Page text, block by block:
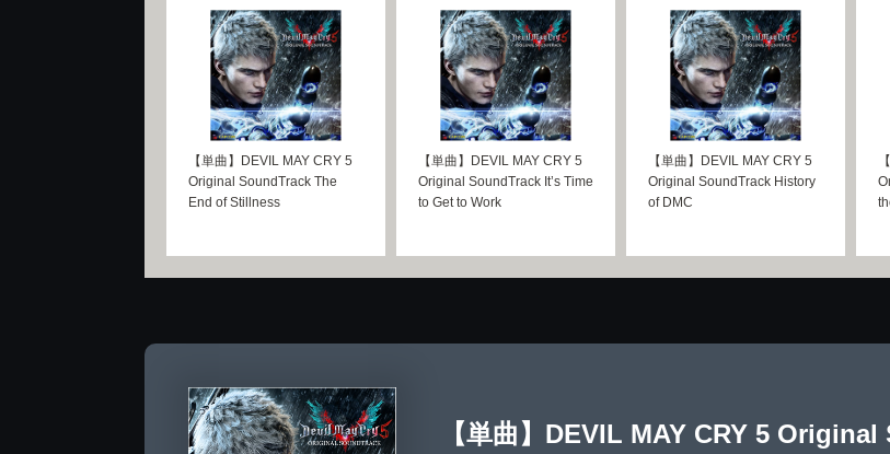
【単曲】DEVIL MAY CRY 5
Original SoundTrack The
End of Stillness
【単曲】DEVIL MAY CRY 5
Original SoundTrack It’s Time
to Get to Work
【単曲】DEVIL MAY CRY 5
Original SoundTrack History
of DMC
【単曲】DEVIL MAY CRY 5